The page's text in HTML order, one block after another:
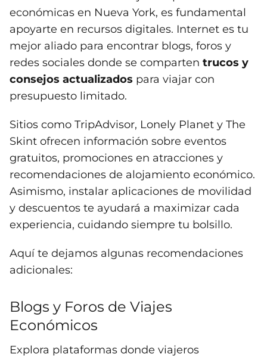
económicas en Nueva York, es fundamental
apoyarte en recursos digitales. Internet es tu
mejor aliado para encontrar blogs, foros y
redes sociales donde se comparten trucos y
consejos actualizados para viajar con
presupuesto limitado.
Sitios como TripAdvisor, Lonely Planet y The
Skint ofrecen información sobre eventos
gratuitos, promociones en atracciones y
recomendaciones de alojamiento económico.
Asimismo, instalar aplicaciones de movilidad
y descuentos te ayudará a maximizar cada
experiencia, cuidando siempre tu bolsillo.
Aquí te dejamos algunas recomendaciones
adicionales:
Blogs y Foros de Viajes
Económicos
Explora plataformas donde viajeros